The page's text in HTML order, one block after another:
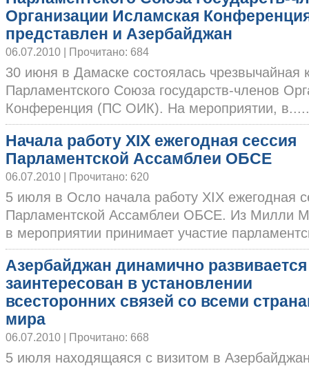
Организации Исламская
представлен и Азербайджан
06.07.2010 | Прочитано: 684
30 июня в Дамаске состоялась чрезвычайная
Парламентского Союза государств-членов
Конференция (ПС ОИК). На мероприятии,
Начала работу XIX ежегодная сессия
Парламентской Ассамблеи ОБСЕ
06.07.2010 | Прочитано: 620
5 июля в Осло начала работу XIX ежегодная
Парламентской Ассамблеи ОБСЕ. Из Милли
в мероприятии принимает участие
Азербайджан динамично
заинтересован в установлении
всесторонних связей со всеми
мира
06.07.2010 | Прочитано: 668
5 июля находящаяся с визитом в